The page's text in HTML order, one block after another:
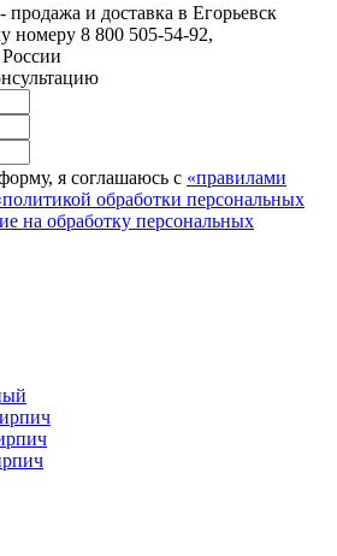
и доставка в Егорьевск
номеру 8 800 505-54-92,
я соглашаюсь с «правилами
обработки персональных
на обработку персональных